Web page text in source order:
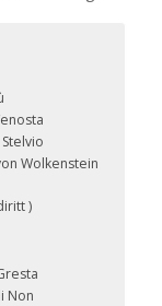
Wolkenstein
)
Non